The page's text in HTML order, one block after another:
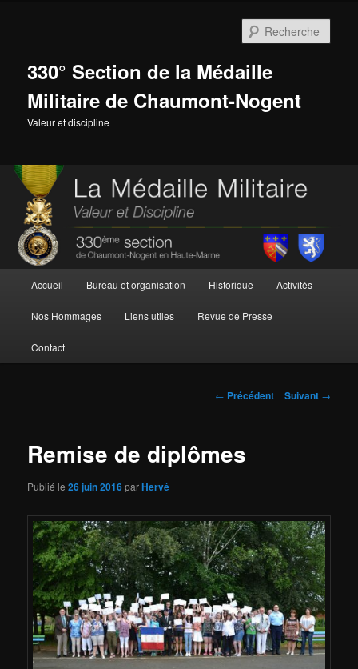
330° Section de la Médaille
Militaire de Chaumont-Nogent
Valeur et discipline
principal
Accueil Bureau et organisation Historique Activités
Nos Hommages Liens utiles Revue de Presse
Contact
Navigation
← Précédent Suivant →
Remise de diplômes
Publié le26 juin 2016parHervé